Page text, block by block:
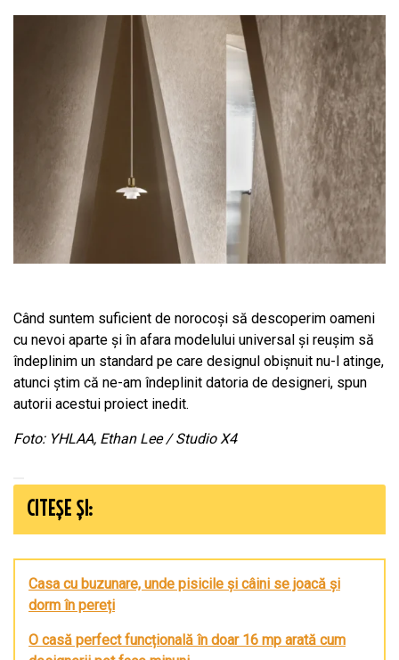
Când suntem suficient de norocoși să descoperim oameni
cu nevoi aparte și în afara modelului universal și reușim să
îndeplinim un standard pe care designul obișnuit nu-l atinge,
atunci știm că ne-am îndeplinit datoria de designeri, spun
autorii acestui proiect inedit.
Foto: YHLAA, Ethan Lee / Studio X4
CITEȘE ȘI:
Casa cu buzunare, unde pisicile și câini se joacă și
dorm în pereți
O casă perfect funcțională în doar 16 mp arată cum